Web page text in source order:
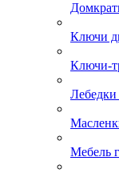
Ключи
Ключи-
Мебель